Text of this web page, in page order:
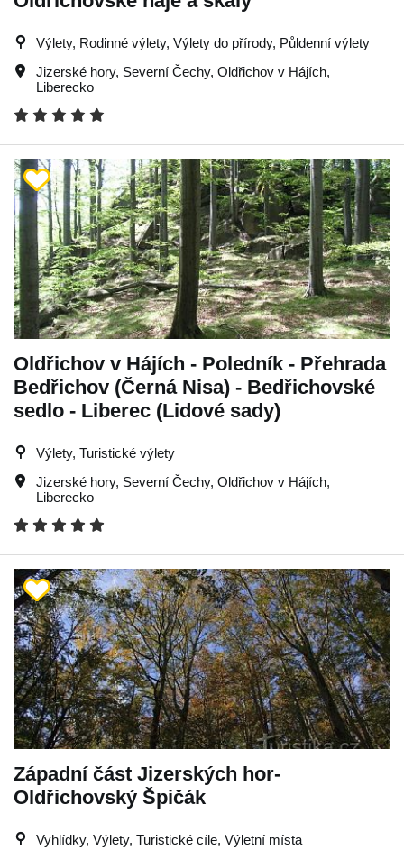
Výlety, Rodinné výlety, Výlety do přírody, Půldenní výlety
Jizerské hory, Severní Čechy, Oldřichov v Hájích,
Liberecko
Oldřichov v Hájích - Poledník - Přehrada
Bedřichov (Černá Nisa) - Bedřichovské
sedlo - Liberec (Lidové sady)
Výlety, Turistické výlety
Jizerské hory, Severní Čechy, Oldřichov v Hájích,
Liberecko
Západní část Jizerských hor-
Oldřichovský Špičák
Vyhlídky, Výlety, Turistické cíle, Výletní místa